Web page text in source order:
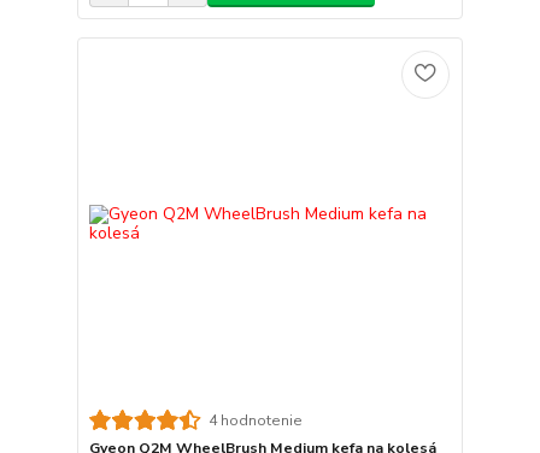
4 hodnotenie
Gyeon Q2M WheelBrush Medium kefa na kolesá